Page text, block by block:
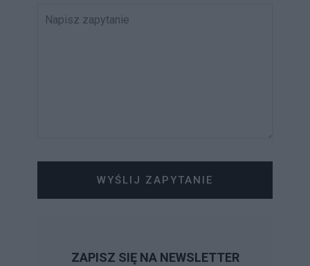
WYŚLIJ ZAPYTANIE
ZAPISZ SIĘ NA NEWSLETTER